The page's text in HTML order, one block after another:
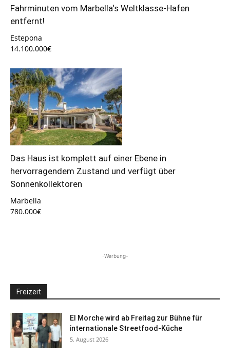
Fahrminuten vom Marbella‘s Weltklasse-Hafen
entfernt!
Estepona
14.100.000€
Das Haus ist komplett auf einer Ebene in
hervorragendem Zustand und verfügt über
Sonnenkollektoren
Marbella
780.000€
-Werbung-
Freizeit
El Morche wird ab Freitag zur Bühne für
internationale Streetfood-Küche
5. August 2026